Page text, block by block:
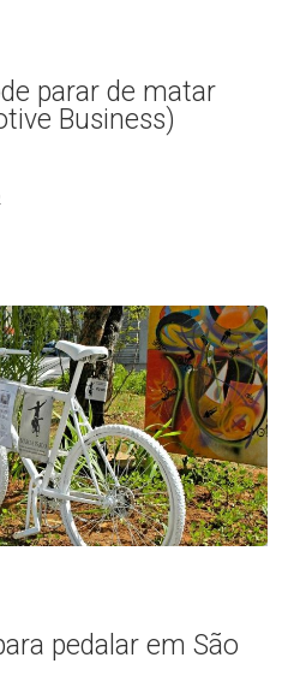
parar de matar
Business)
pedalar em São